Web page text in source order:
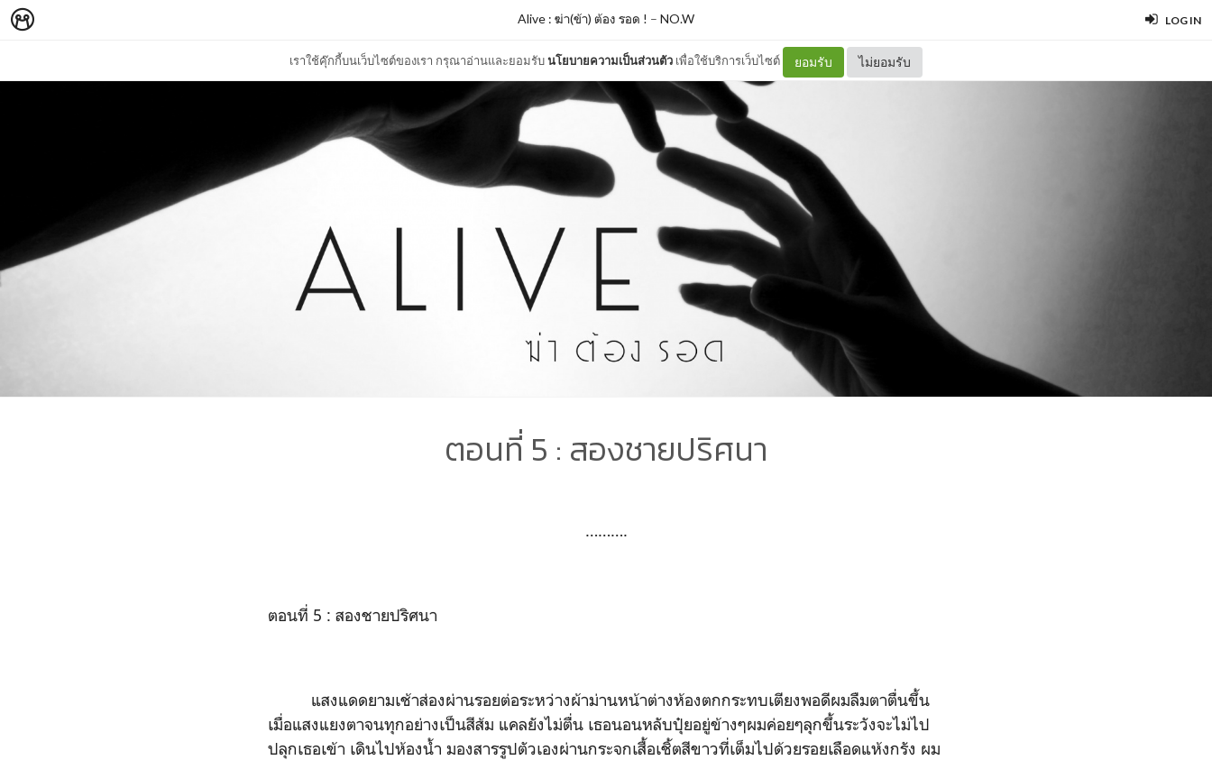
LOG IN
เราใช้คุ๊กกี้บนเว็บไซต์ของเรา กรุณาอ่านและยอมรับนโยบายความเป็นส่วนตัว เพื่อใช้บริการเว็บไซต์ ยอมรับ ไม่ยอมรับ
Alive : ฆ่า(ข้า) ต้อง รอด ! – NO.W
ตอนที่ 5 : สองชายปริศนา
……….
ตอนที่ 5 : สองชายปริศนา
แสงแดดยามเช้าส่องผ่านรอยต่อระหว่างผ้าม่านหน้าต่างห้องตกกระทบเตียงพอดีผมลืมตาตื่นขึ้น
เมื่อแสงแยงตาจนทุกอย่างเป็นสีส้ม แคลยังไม่ตื่น เธอนอนหลับปุ๋ยอยู่ข้างๆผมค่อยๆลุกขึ้นระวังจะไม่ไป
ปลุกเธอเข้า เดินไปห้องน้ำ มองสารรูปตัวเองผ่านกระจกเสื้อเชิ้ตสีขาวที่เต็มไปด้วยรอยเลือดแห้งกรัง ผม